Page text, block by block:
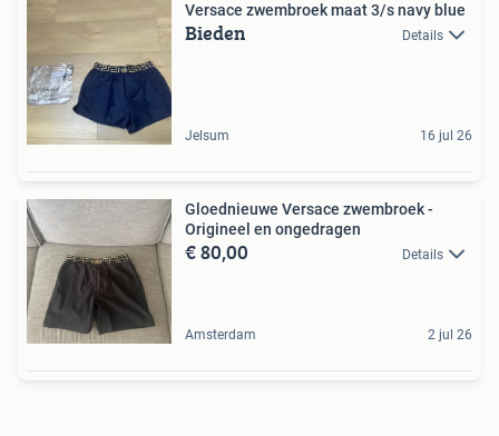
Versace zwembroek maat 3/s navy blue
Bieden Details
Jelsum 16 jul 26
Gloednieuwe Versace zwembroek -
Origineel en ongedragen
€ 80,00 Details
Amsterdam 2 jul 26